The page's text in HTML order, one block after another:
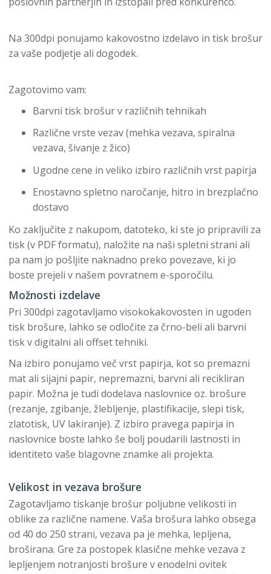
Na 300dpi ponujamo kakovostno izdelavo in tisk brošur
za vaše podjetje ali dogodek.
Zagotovimo vam:
Barvni tisk brošur v različnih tehnikah
Različne vrste vezav (mehka vezava, spiralna
vezava, šivanje z žico)
Ugodne cene in veliko izbiro različnih vrst papirja
Enostavno spletno naročanje, hitro in brezplačno
dostavo
Ko zaključite z nakupom, datoteko, ki ste jo pripravili za
tisk (v PDF formatu), naložite na naši spletni strani ali
pa nam jo pošljite naknadno preko povezave, ki jo
boste prejeli v našem povratnem e-sporočilu.
Možnosti izdelave
Pri 300dpi zagotavljamo visokokakovosten in ugoden
tisk brošure, lahko se odločite za črno-beli ali barvni
tisk v digitalni ali offset tehniki.
Na izbiro ponujamo več vrst papirja, kot so premazni
mat ali sijajni papir, nepremazni, barvni ali recikliran
papir. Možna je tudi dodelava naslovnice oz. brošure
(rezanje, zgibanje, žlebljenje, plastifikacije, slepi tisk,
zlatotisk, UV lakiranje). Z izbiro pravega papirja in
naslovnice boste lahko še bolj poudarili lastnosti in
identiteto vaše blagovne znamke ali projekta.
Velikost in vezava brošure
Zagotavljamo tiskanje brošur poljubne velikosti in
oblike za različne namene. Vaša brošura lahko obsega
od 40 do 250 strani, vezava pa je mehka, lepljena,
broširana. Gre za postopek klasične mehke vezava z
lepljenjem notranjosti brošure v enodelni ovitek